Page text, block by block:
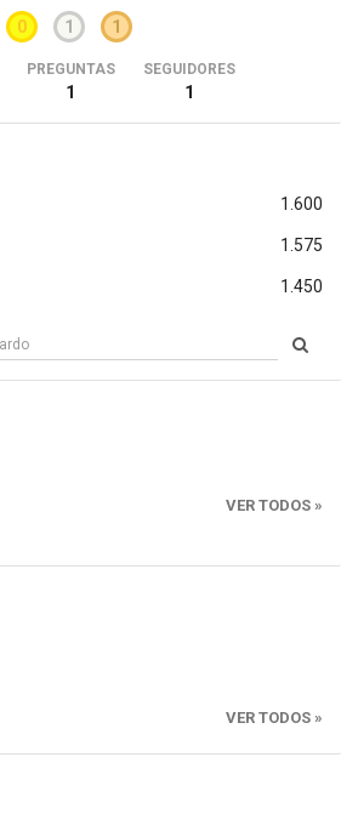
0 1 1
PREGUNTAS
1
SEGUIDORES
1
1.600
1.575
1.450
VER TODOS »
VER TODOS »